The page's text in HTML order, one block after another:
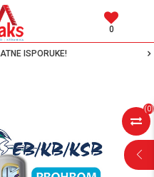
0
ISPORUKE!
(0)